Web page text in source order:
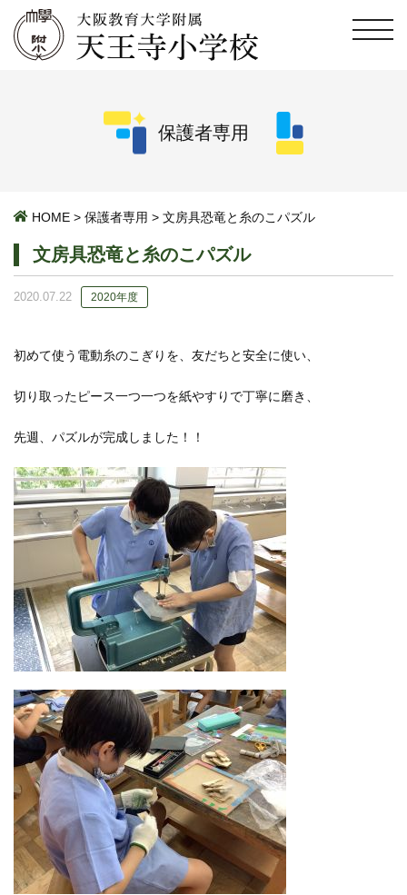
保護者専用
HOME > 保護者専用 > 文房具恐竜と糸のこパズル
文房具恐竜と糸のこパズル
2020.07.22 2020年度
初めて使う電動糸のこぎりを、友だちと安全に使い、
切り取ったピース一つ一つを紙やすりで丁寧に磨き、
先週、パズルが完成しました！！